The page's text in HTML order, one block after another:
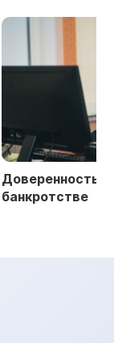
Доверенность
банкротстве